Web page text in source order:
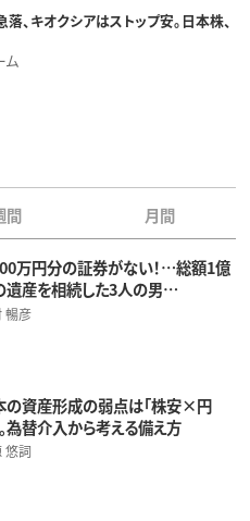
、キオクシアはストップ安。日本株、
ム
間 月間
万円分の証券がない！…総額1億
遺産を相続した3人の男…
暢彦
の資産形成の弱点は「株安×円
為替介入から考える備え方
悠詞